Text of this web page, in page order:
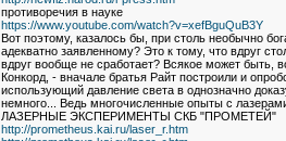
противоречия в науке
https://www.youtube.com/watch?v=xefBguQuB3Y
Вот поэтому, казалось бы, при столь необычно
адекватно заявленному? Это к тому, что вдруг
вдруг вообще не сработает? Всякое может быть,
Конкорд, - вначале братья Райт построили и
использующий давление света в однозначно
немного... Ведь многочисленные опыты с
ЛАЗЕРНЫЕ ЭКСПЕРИМЕНТЫ СКБ "ПРОМЕТЕЙ"
http://prometheus.kai.ru/laser_r.htm